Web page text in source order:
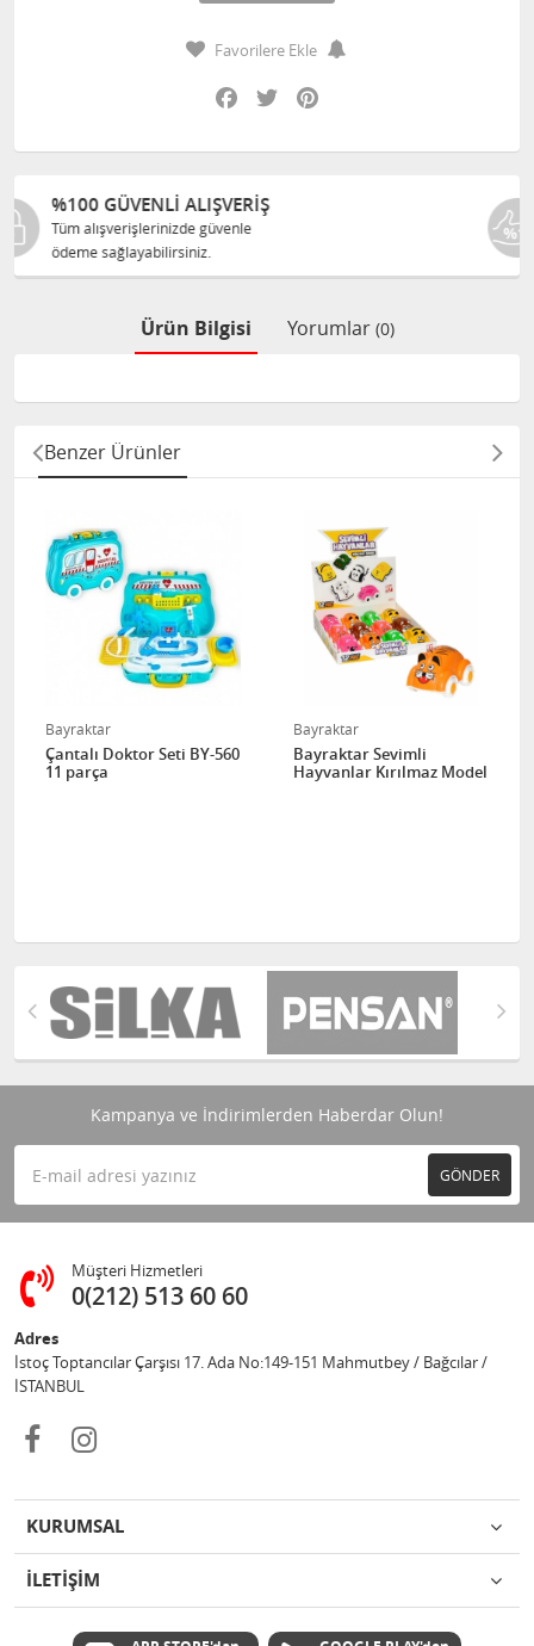
Favorilere Ekle
Facebook
Twitter
%100 ORJINAL ÜRÜNLER
Tüm ürünlerimiz ilgili üreticiden
Ürün Bilgisi Yorumlar (0)
Benzer Ürünler
Bayraktar
Çantalı Doktor Seti BY-560
11 parça
Bayraktar
Bayraktar Sevimli
Hayvanlar Kırılmaz Model
Kampanya ve İndirimlerden Haberdar Olun!
GÖNDER
Müşteri Hizmetleri
0(212) 513 60 60
Adres
İstoç Toptancılar Çarşısı 17. Ada No:149-151 Mahmutbey / Bağcılar /
İSTANBUL
KURUMSAL
İLETİŞİM